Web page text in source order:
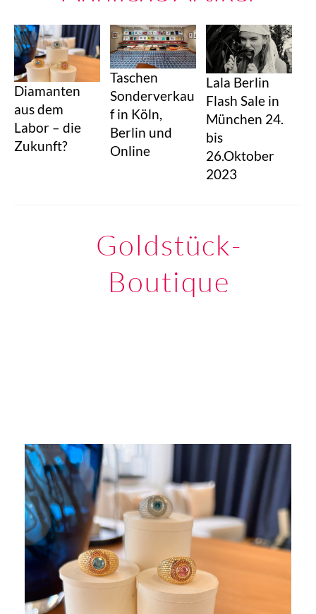
Diamanten
aus dem
Labor – die
Zukunft?
Taschen
Sonderverkau
f in Köln,
Berlin und
Online
Lala Berlin
Flash Sale in
München 24.
bis
26.Oktober
2023
Goldstück-
Boutique